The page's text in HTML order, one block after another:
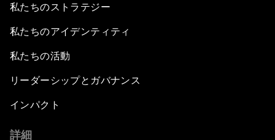
私たちのストラテジー
私たちのアイデンティティ
私たちの活動
リーダーシップとガバナンス
インパクト
詳細